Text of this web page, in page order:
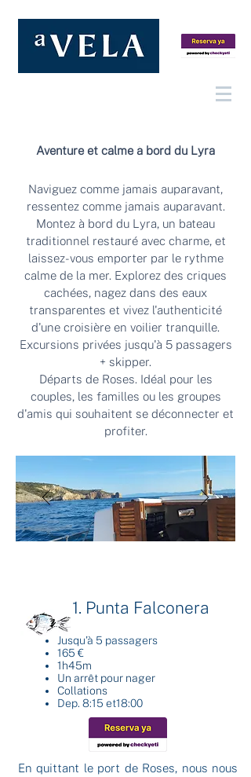
Aventure et calme à bord du Lyra
Naviguez comme jamais auparavant,
ressentez comme jamais auparavant.
Montez à bord du Lyra, un bateau
traditionnel restauré avec charme, et
laissez-vous emporter par le rythme
calme de la mer. Explorez des criques
cachées, nagez dans des eaux
transparentes et vivez l'authenticité
d'une croisière en voilier tranquille.
Excursions privées jusqu'à 5 passagers
+ skipper.
Départs de Roses. Idéal pour les
couples, les familles ou les groupes
d'amis qui souhaitent se déconnecter et
profiter.
1. Punta Falconera
Jusqu'à 5 passagers
165 €
1h45m
Un arrêt pour nager
Collations
Dep. 8:15 et18:00
En quittant le port de Roses, nous nous